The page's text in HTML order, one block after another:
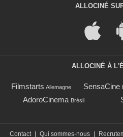
ALLOCINÉ
ALLOCINÉ À
Filmstarts Allemagne SensaCine
AdoroCinema Brésil
Contact Qui sommes-nous